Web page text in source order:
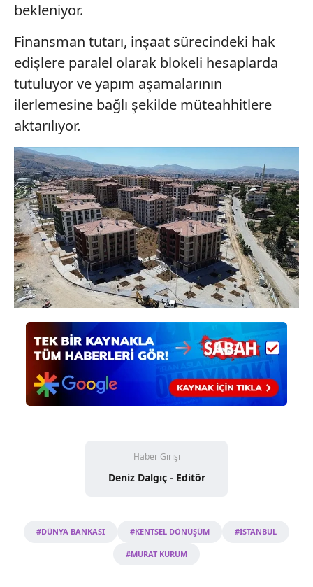
bekleniyor.
Finansman tutarı, inşaat sürecindeki hak
edişlere paralel olarak blokeli hesaplarda
tutuluyor ve yapım aşamalarının
ilerlemesine bağlı şekilde müteahhitlere
aktarılıyor.
Haber Girişi
Deniz Dalgıç - Editör
#DÜNYA BANKASI #KENTSEL DÖNÜŞÜM #İSTANBUL
#MURAT KURUM